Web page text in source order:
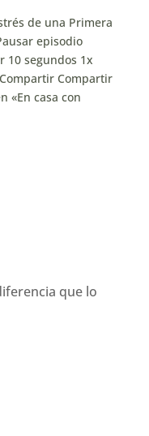
de una Primera
episodio
10 segundos 1x
Compartir
«En casa con
que lo